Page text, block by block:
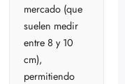
mercado (que
suelen medir
entre 8 y 10
cm),
permitiendo